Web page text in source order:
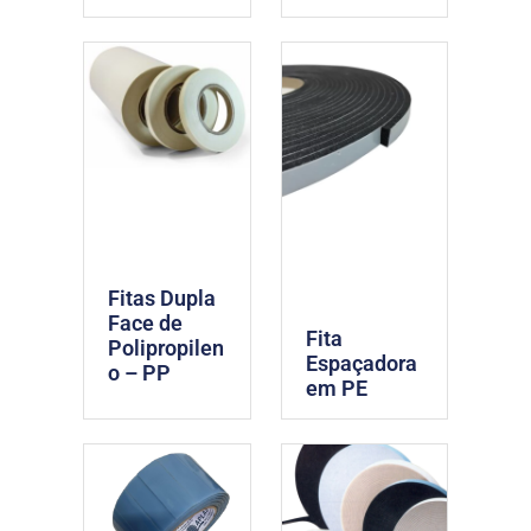
Fitas Dupla
Face de
Polipropilen
o – PP
Fita
Espaçadora
em PE